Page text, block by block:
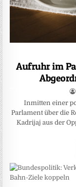
Aufruhr im
Inmitten einer
Parlament über die
Kadrijaj aus der